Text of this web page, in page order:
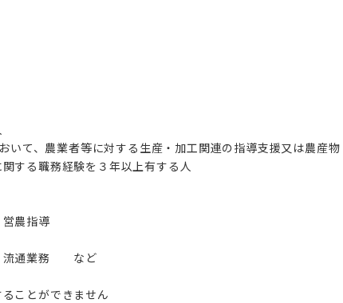
いて、農業者等に対する生産・加工関連の指導支援又は農産物
する職務経験を３年以上有する人
農指導
流通業務 など
ことができません